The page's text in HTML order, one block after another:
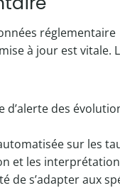
réglementaire
à jour est vitale.
d’alerte des
sur les
et les
de s’adapter aux